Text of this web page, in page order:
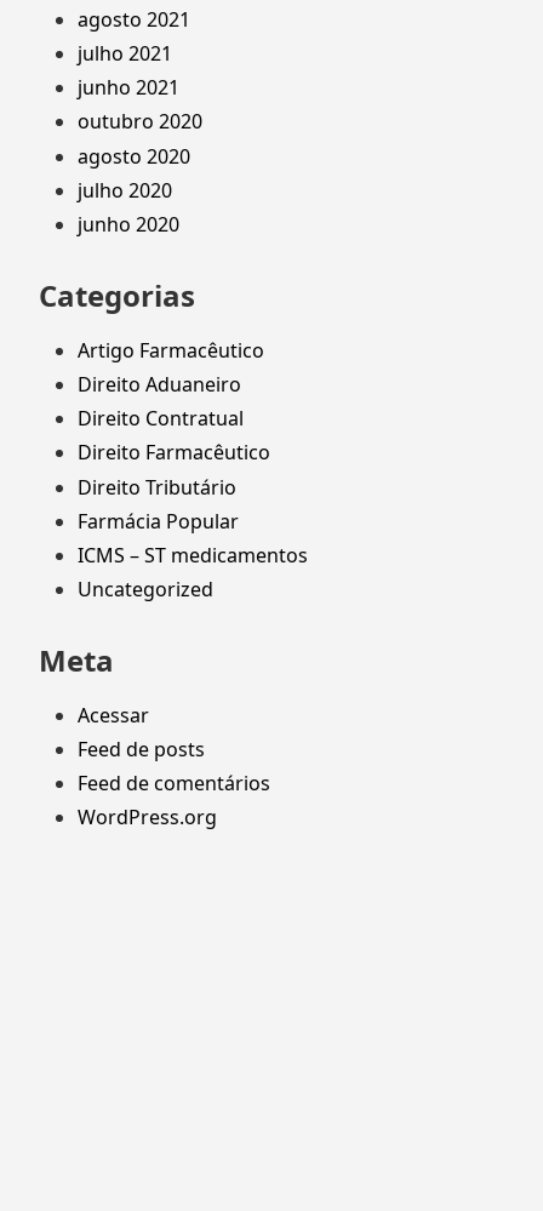
agosto 2021
julho 2021
junho 2021
outubro 2020
agosto 2020
julho 2020
junho 2020
Categorias
Artigo Farmacêutico
Direito Aduaneiro
Direito Contratual
Direito Farmacêutico
Direito Tributário
Farmácia Popular
ICMS – ST medicamentos
Uncategorized
Meta
Acessar
Feed de posts
Feed de comentários
WordPress.org